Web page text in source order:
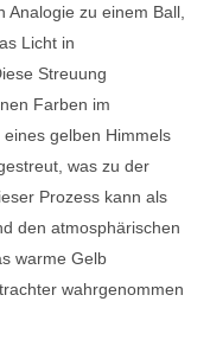
zu einem Ball,
Licht in
Streuung
Farben im
gelben Himmels
was zu der
Prozess kann als
den atmosphärischen
warme Gelb
wahrgenommen